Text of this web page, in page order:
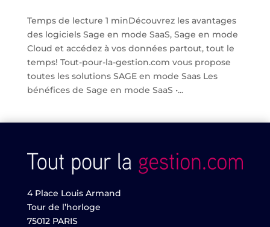
Temps de lecture 1 minDécouvrez les avantages
des logiciels Sage en mode SaaS, Sage en mode
Cloud et accédez à vos données partout, tout le
temps! Tout-pour-la-gestion.com vous propose
toutes les solutions SAGE en mode Saas Les
bénéfices de Sage en mode SaaS •...
4 Place Louis Armand
Tour de l’horloge
75012 PARIS